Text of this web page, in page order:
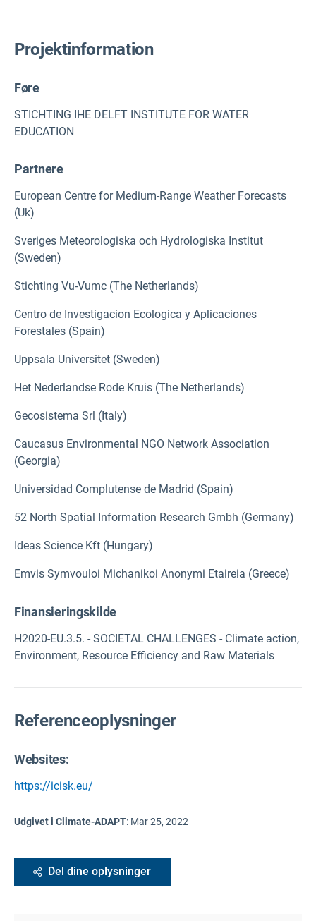
Projektinformation
Føre
STICHTING IHE DELFT INSTITUTE FOR WATER
EDUCATION
Partnere
European Centre for Medium-Range Weather Forecasts
(Uk)
Sveriges Meteorologiska och Hydrologiska Institut
(Sweden)
Stichting Vu-Vumc (The Netherlands)
Centro de Investigacion Ecologica y Aplicaciones
Forestales (Spain)
Uppsala Universitet (Sweden)
Het Nederlandse Rode Kruis (The Netherlands)
Gecosistema Srl (Italy)
Caucasus Environmental NGO Network Association
(Georgia)
Universidad Complutense de Madrid (Spain)
52 North Spatial Information Research Gmbh (Germany)
Ideas Science Kft (Hungary)
Emvis Symvouloi Michanikoi Anonymi Etaireia (Greece)
Finansieringskilde
H2020-EU.3.5. - SOCIETAL CHALLENGES - Climate action,
Environment, Resource Efficiency and Raw Materials
Referenceoplysninger
Websites:
https://icisk.eu/
Udgivet i Climate-ADAPT: Mar 25, 2022
Del dine oplysninger